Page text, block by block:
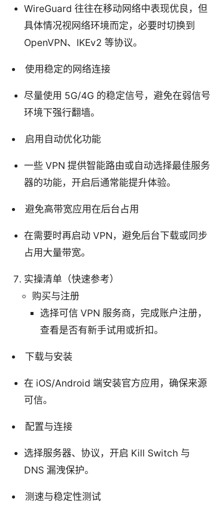
WireGuard 往往在移动网络中表现优良，但
具体情况视网络环境而定，必要时切换到
OpenVPN、IKEv2 等协议。
使用稳定的网络连接
尽量使用 5G/4G 的稳定信号，避免在弱信号
环境下强行翻墙。
启用自动优化功能
一些 VPN 提供智能路由或自动选择最佳服务
器的功能，开启后通常能提升体验。
避免高带宽应用在后台占用
在需要时再启动 VPN，避免后台下载或同步
占用大量带宽。
实操清单（快速参考）
购买与注册
选择可信 VPN 服务商，完成账户注册，
查看是否有新手试用或折扣。
下载与安装
在 iOS/Android 端安装官方应用，确保来源
可信。
配置与连接
选择服务器、协议，开启 Kill Switch 与
DNS 漏洩保护。
测速与稳定性测试